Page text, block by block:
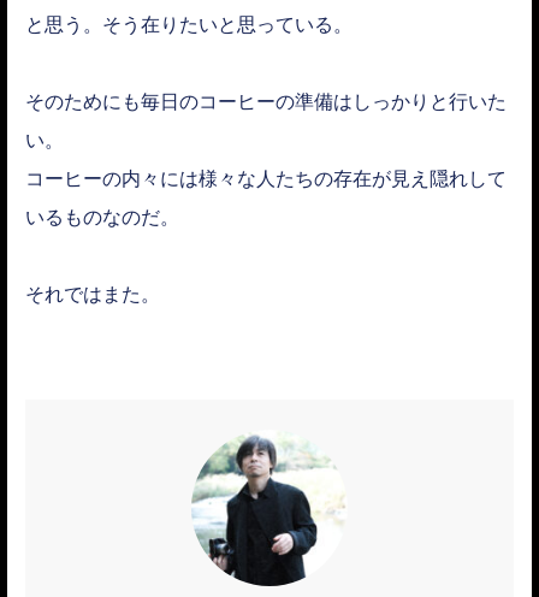
と思う。そう在りたいと思っている。
そのためにも毎日のコーヒーの準備はしっかりと行いた
い。
コーヒーの内々には様々な人たちの存在が見え隠れして
いるものなのだ。
それではまた。